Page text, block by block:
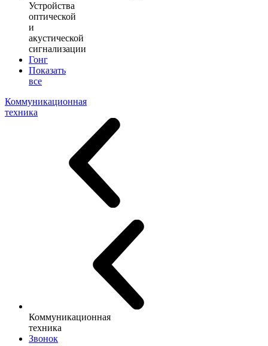
Устройства
оптической
и
акустической
сигнализации
Гонг
Показать
все
Коммуникационная
техника
Коммуникационная
техника
Звонок